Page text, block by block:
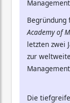
Begründung
Academy of
letzten zwei
zur
Die